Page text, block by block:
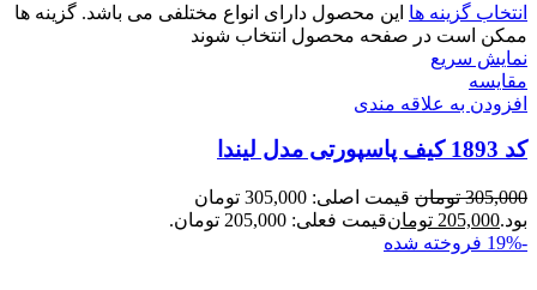
انتخاب گزینه ها این محصول دارای انواع مختلفی می باشد. گزینه ها
ممکن است در صفحه محصول انتخاب شوند
نمایش سریع
مقايسه
افزودن به علاقه مندی
کد 1893 کیف پاسپورتی مدل لیندا
305,000 تومان
قیمت اصلی: 305,000 تومان
بود.205,000 تومانقیمت فعلی: 205,000 تومان.
-19%
فروخته شده